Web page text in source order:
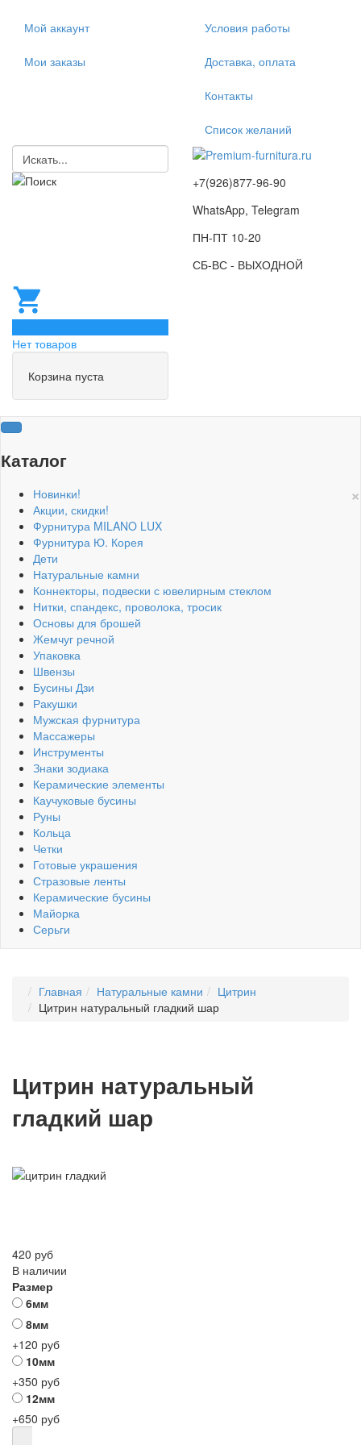
Мой аккаунт
Мои заказы
Условия работы
Доставка, оплата
Контакты
Список желаний
+7(926)877-96-90
WhatsApp, Telegram
ПН-ПТ 10-20
СБ-ВС - ВЫХОДНОЙ
Нет товаров
Корзина пуста
Каталог
×
Новинки!
Акции, скидки!
Фурнитура MILANO LUX
Фурнитура Ю. Корея
Дети
Натуральные камни
Коннекторы, подвески с ювелирным стеклом
Нитки, спандекс, проволока, тросик
Основы для брошей
Жемчуг речной
Упаковка
Швензы
Бусины Дзи
Ракушки
Мужская фурнитура
Массажеры
Инструменты
Знаки зодиака
Керамические элементы
Каучуковые бусины
Руны
Кольца
Четки
Готовые украшения
Стразовые ленты
Керамические бусины
Майорка
Серьги
Главная Натуральные камни
Цитрин
Цитрин натуральный гладкий шар
Цитрин натуральный
гладкий шар
420 руб
В наличии
Размер
6мм
8мм
+120 руб
10мм
+350 руб
12мм
+650 руб